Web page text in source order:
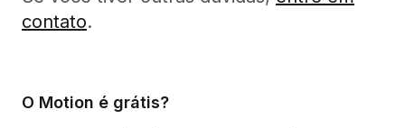
contato.
O Motion é grátis?